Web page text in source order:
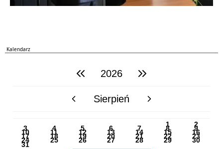
Kalendarz
poprzedni rok2026 następny rok
poprzedni miesiącSierpień następny miesiąc
1 2
3 4 5 6 7 8 9
10 11 12 13 14 15 16
17 18 19 20 21 22 23
24 25 26 27 28 29 30
31